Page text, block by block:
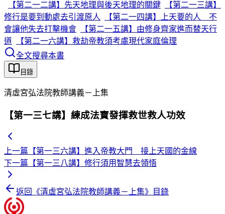
【第二一二講】先天地理與後天地理的關鍵
【第二一三講】
修行是要到動處去引渡原人
【第二一四講】上天要的人 不
會讓他失去打擊機會
【第二一五講】由修身齊家進而替天行
道
【第二一六講】救劫帝教須考慮現代家庭倫理
全文搜尋本書
目錄
清虛宮弘法院教師講義－上集
【第一三七講】練成法寶發揮救世救人功效
上一篇 【第一三六講】進入帝教大門 接上天國的金線
下一篇 【第一三八講】修行須用智慧去領悟
返回《清虛宮弘法院教師講義－上集》目錄